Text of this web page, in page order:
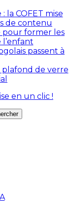
la COFET mise
de contenu
pour former les
passent à
plafond de verre
en un clic !